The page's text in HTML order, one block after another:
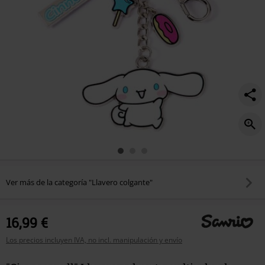
Ver más de la categoría "Llavero colgante"
16,99 €
Los precios incluyen IVA, no incl. manipulación y envío